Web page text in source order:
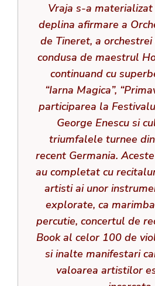
Vraja s-a
deplina afirmare a
de Tineret, a orchestrei
condusa de maestrul
continuand cu
“Iarna Magica”,
participarea la
George Enescu si
triumfalele turnee
recent Germania.
au completat cu
artisti ai unor
explorate, ca
percutie, concertul de
Book al celor 100 de
si inalte manifestari
valoarea artistilor